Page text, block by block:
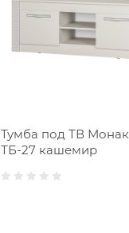
Тумба под ТВ
ТБ-27 кашемир